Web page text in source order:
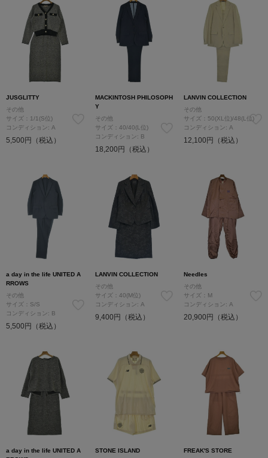
JUSGLITTY
その他
サイズ：1/1(S位)
コンディション: A
5,500円（税込）
MACKINTOSH PHILOSOPH
Y
その他
サイズ：40/40(L位)
コンディション: B
18,200円（税込）
LANVIN COLLECTION
その他
サイズ：50(XL位)/48(L位)
コンディション: A
12,100円（税込）
a day in the life UNITED A
RROWS
その他
サイズ：S/S
コンディション: B
5,500円（税込）
LANVIN COLLECTION
その他
サイズ：40(M位)
コンディション: A
9,400円（税込）
Needles
その他
サイズ：M
コンディション: A
20,900円（税込）
a day in the life UNITED A
STONE ISLAND
FREAK'S STORE